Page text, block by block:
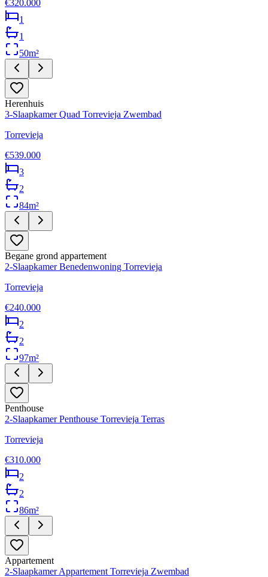
€320.000
1
1
50m²
Herenhuis
3-Slaapkamer Quad Torrevieja Zwembad
Torrevieja
€539.000
3
2
84m²
Begane grond appartement
2-Slaapkamer Benedenwoning Torrevieja
Torrevieja
€240.000
2
2
97m²
Penthouse
2-Slaapkamer Penthouse Torrevieja Terras
Torrevieja
€310.000
2
2
86m²
Appartement
2-Slaapkamer Appartement Torrevieja Zwembad